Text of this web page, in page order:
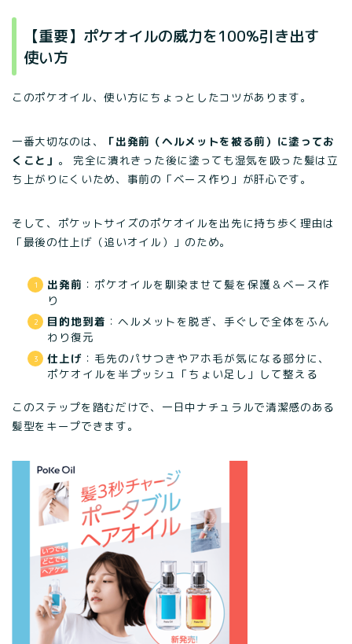
【重要】ポケオイルの威力を100%引き出す
使い方
このポケオイル、使い方にちょっとしたコツがあります。
一番大切なのは、
「出発前（ヘルメットを被る前）に塗ってお
くこと」 。 完全に潰れきった後に塗っても湿気を吸った髪は立
ち上がりにくいため、事前の「ベース作り」が肝心です。
そして、ポケットサイズのポケオイルを出先に持ち歩く理由は
「最後の仕上げ（追いオイル）」のため。
出発前 ：ポケオイルを馴染ませて髪を保護＆ベース作
り
目的地到着 ：ヘルメットを脱ぎ、手ぐしで全体をふん
わり復元
仕上げ ：毛先のパサつきやアホ毛が気になる部分に、
ポケオイルを半プッシュ「ちょい足し」して整える
このステップを踏むだけで、一日中ナチュラルで清潔感のある
髪型をキープできます。